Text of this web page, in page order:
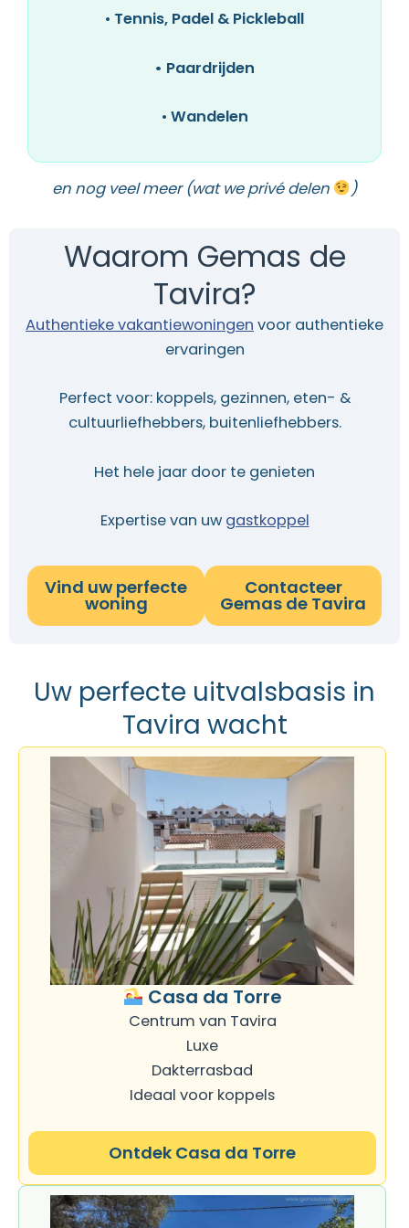
• Tennis, Padel & Pickleball
• Paardrijden
• Wandelen
en nog veel meer (wat we privé delen )
Waarom Gemas de
Tavira?
Authentieke vakantiewoningen voor authentieke
ervaringen
Perfect voor: koppels, gezinnen, eten- &
cultuurliefhebbers, buitenliefhebbers.
Het hele jaar door te genieten
Expertise van uw gastkoppel
Vind uw perfecte
woning
Contacteer
Gemas de Tavira
Uw perfecte uitvalsbasis in
Tavira wacht
Casa da Torre
Centrum van Tavira
Luxe
Dakterrasbad
Ideaal voor koppels
Ontdek Casa da Torre